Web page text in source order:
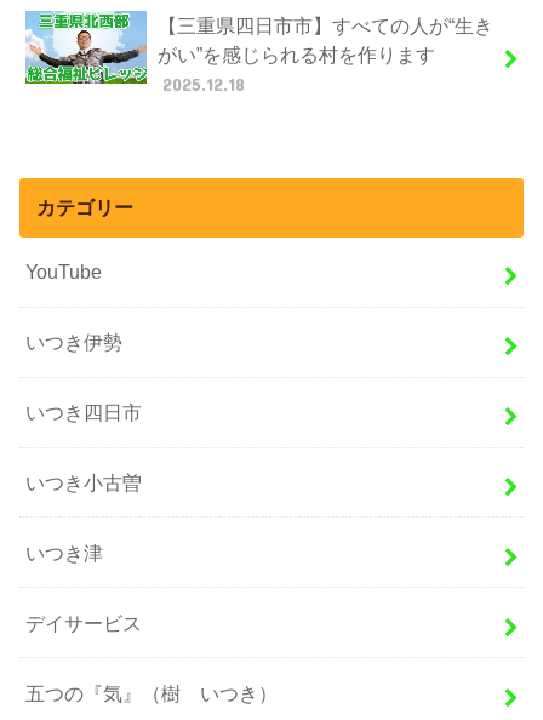
【三重県四日市市】すべての人が“生き
がい”を感じられる村を作ります
2025.12.18
カテゴリー
YouTube
いつき伊勢
いつき四日市
いつき小古曽
いつき津
デイサービス
五つの『気』（樹 いつき）